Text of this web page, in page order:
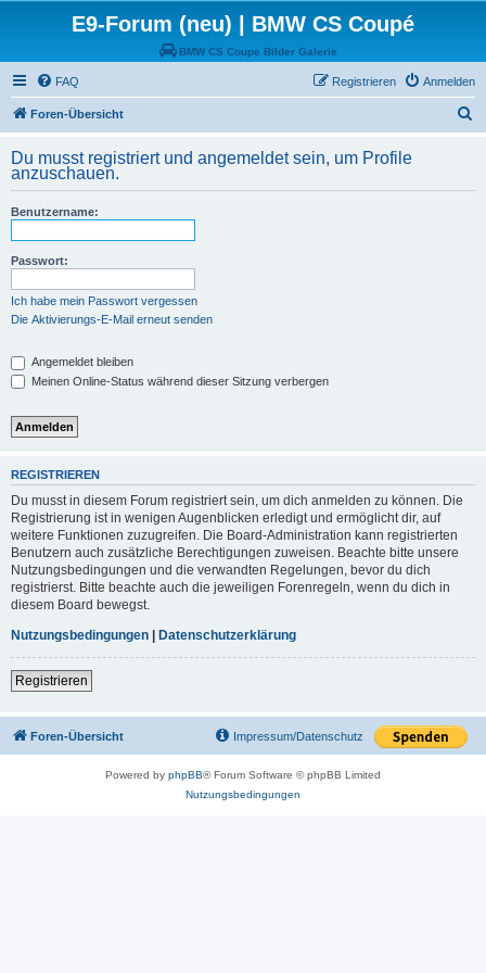
E9-Forum (neu) | BMW CS Coupé
BMW CS Coupe Bilder Galerie
FAQ Anmelden
Registrieren
Foren-Übersicht
h
Du musst registriert und angemeldet sein, um Profile
anzuschauen.
Benutzername:
Passwort:
Ich habe mein Passwort vergessen
Die Aktivierungs-E-Mail erneut senden
Angemeldet bleiben
Meinen Online-Status während dieser Sitzung verbergen
REGISTRIEREN
Du musst in diesem Forum registriert sein, um dich anmelden zu können. Die
Registrierung ist in wenigen Augenblicken erledigt und ermöglicht dir, auf
weitere Funktionen zuzugreifen. Die Board-Administration kann registrierten
Benutzern auch zusätzliche Berechtigungen zuweisen. Beachte bitte unsere
Nutzungsbedingungen und die verwandten Regelungen, bevor du dich
registrierst. Bitte beachte auch die jeweiligen Forenregeln, wenn du dich in
diesem Board bewegst.
Nutzungsbedingungen | Datenschutzerklärung
Registrieren
Foren-Übersicht Impressum/Datenschutz
Powered by phpBB® Forum Software © phpBB Limited
Nutzungsbedingungen